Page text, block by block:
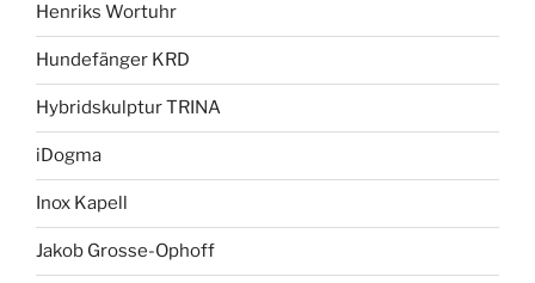
Henriks Wortuhr
Hundefänger KRD
Hybridskulptur TRINA
iDogma
Inox Kapell
Jakob Grosse-Ophoff